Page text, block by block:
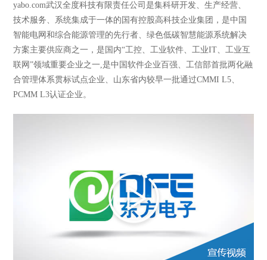
yabo.com武汉全度科技有限责任公司是集科研开发、生产经营、
技术服务、系统集成于一体的国有控股高科技企业集团，是中国
智能电网和综合能源管理的先行者、绿色低碳智慧能源系统解决
方案主要供应商之一，是国内“工控、工业软件、工业IT、工业互
联网”领域重要企业之一,是中国软件企业百强、工信部首批两化融
合管理体系贯标试点企业、山东省内较早一批通过CMMI L5、
PCMM L3认证企业。